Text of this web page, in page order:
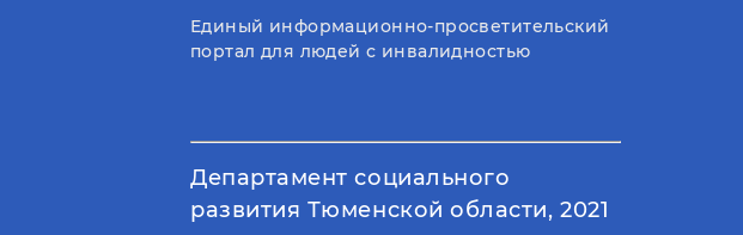
Единый информационно-просветительский
портал для людей с инвалидностью
Департамент социального
развития Тюменской области, 2021